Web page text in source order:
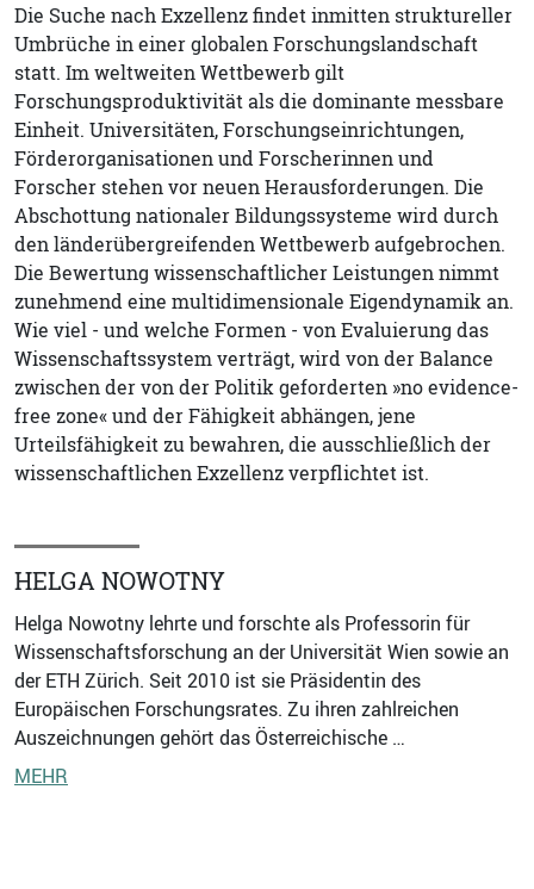
Die Suche nach Exzellenz findet inmitten struktureller
Umbrüche in einer globalen Forschungslandschaft
statt. Im weltweiten Wettbewerb gilt
Forschungsproduktivität als die dominante messbare
Einheit. Universitäten, Forschungseinrichtungen,
Förderorganisationen und Forscherinnen und
Forscher stehen vor neuen Herausforderungen. Die
Abschottung nationaler Bildungssysteme wird durch
den länderübergreifenden Wettbewerb aufgebrochen.
Die Bewertung wissenschaftlicher Leistungen nimmt
zunehmend eine multidimensionale Eigendynamik an.
Wie viel - und welche Formen - von Evaluierung das
Wissenschaftssystem verträgt, wird von der Balance
zwischen der von der Politik geforderten »no evidence-
free zone« und der Fähigkeit abhängen, jene
Urteilsfähigkeit zu bewahren, die ausschließlich der
wissenschaftlichen Exzellenz verpflichtet ist.
HELGA NOWOTNY
Helga Nowotny lehrte und forschte als Professorin für
Wissenschaftsforschung an der Universität Wien sowie an
der ETH Zürich. Seit 2010 ist sie Präsidentin des
Europäischen Forschungsrates. Zu ihren zahlreichen
Auszeichnungen gehört das Österreichische …
MEHR